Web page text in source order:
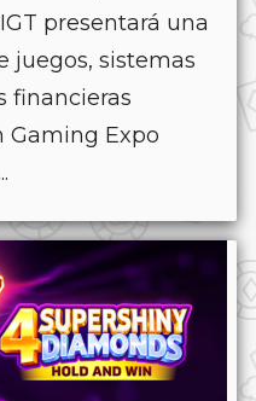
presentará una
juegos, sistemas
financieras
Gaming Expo